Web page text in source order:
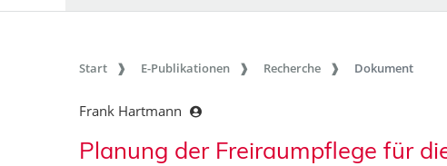
Start E-Publikationen Recherche Dokument
Frank Hartmann
Planung der Freiraumpflege für